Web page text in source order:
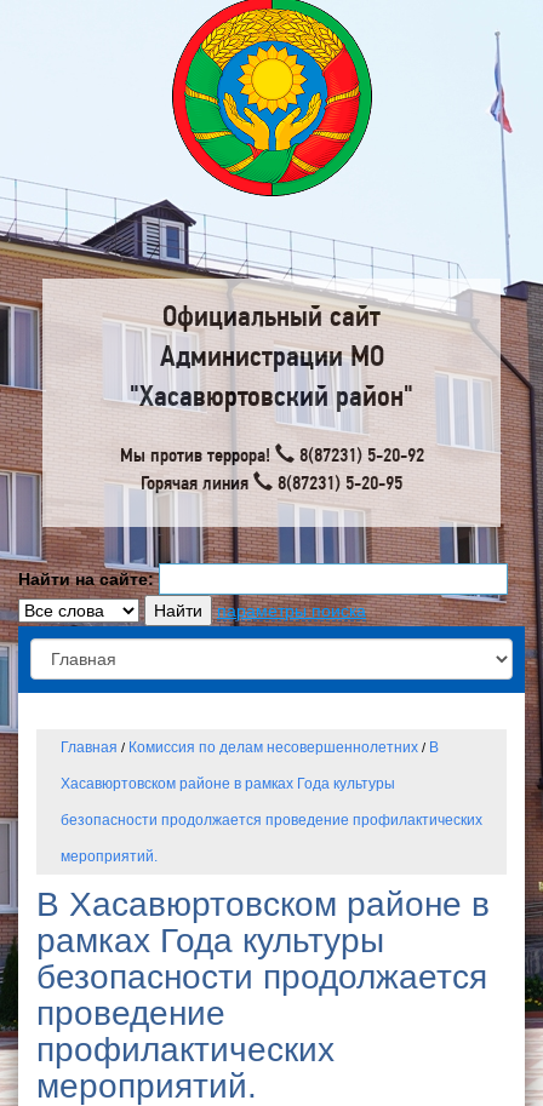
Официальный сайт
Администрации МО
"Хасавюртовский район"
Мы против террора!
8(87231) 5-20-92
Горячая линия
8(87231) 5-20-95
Найти на сайте:
параметры поиска
Главная / Комиссия по делам несовершеннолетних / В
Хасавюртовском районе в рамках Года культуры
безопасности продолжается проведение профилактических
мероприятий.
В Хасавюртовском районе в
рамках Года культуры
безопасности продолжается
проведение
профилактических
мероприятий.